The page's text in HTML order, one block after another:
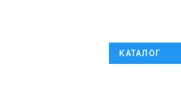
КАТАЛОГ